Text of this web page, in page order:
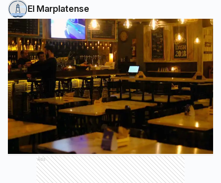
El Marplatense
Ads